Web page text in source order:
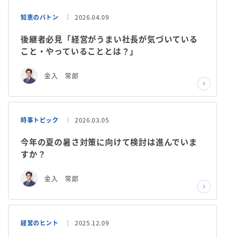
知恵のバトン 2026.04.09
後継者必見「経営がうまい社長が気づいている
こと・やっていることとは？」
金入 常郎
時事トピック 2026.03.05
今年の夏の暑さ対策に向けて検討は進んでいま
すか？
金入 常郎
経営のヒント 2025.12.09